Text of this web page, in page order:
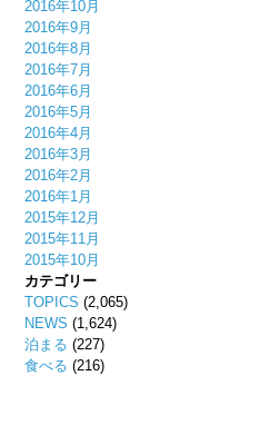
2016年10月
2016年9月
2016年8月
2016年7月
2016年6月
2016年5月
2016年4月
2016年3月
2016年2月
2016年1月
2015年12月
2015年11月
2015年10月
カテゴリー
TOPICS (2,065)
NEWS (1,624)
泊まる (227)
食べる (216)